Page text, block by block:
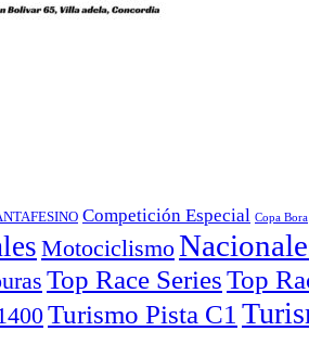
Competición Especial Copa Bora
Motociclismo
Top Race Series
Turismo Pista C1